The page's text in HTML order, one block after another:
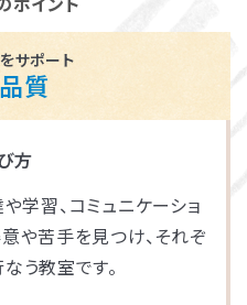
サポート
質
方
学習、コミュニケーショ
や苦手を見つけ、それぞ
う教室です。